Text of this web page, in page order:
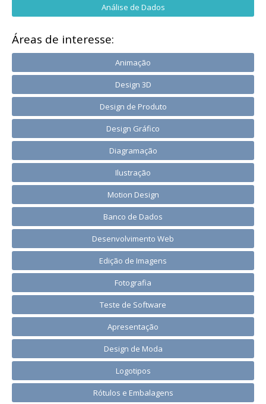
Análise de Dados
Áreas de interesse:
Animação
Design 3D
Design de Produto
Design Gráfico
Diagramação
Ilustração
Motion Design
Banco de Dados
Desenvolvimento Web
Edição de Imagens
Fotografia
Teste de Software
Apresentação
Design de Moda
Logotipos
Rótulos e Embalagens